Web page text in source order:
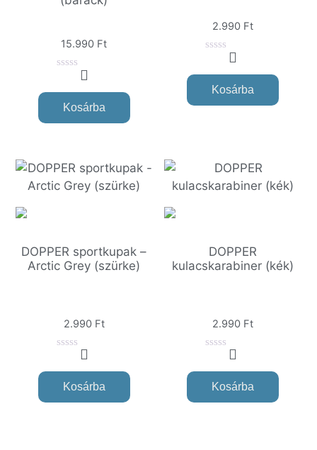
15.990 Ft
f
Kosárba
2.990 Ft
f
Kosárba
DOPPER sportkupak –
Arctic Grey (szürke)
2.990 Ft
Kosárba
DOPPER
kulacskarabiner (kék)
2.990 Ft
Kosárba